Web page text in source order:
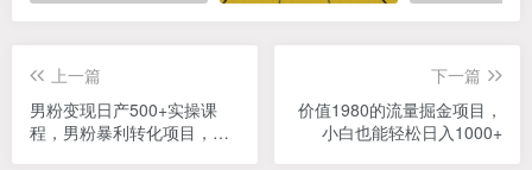
上一篇
男粉变现日产500+实操课
程，男粉暴利转化项目，私
下一篇
价值1980的流量掘金项目，
小白也能轻松日入1000+